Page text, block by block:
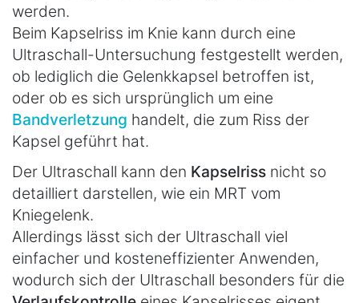
werden.
Beim Kapselriss im Knie kann durch eine
Ultraschall-Untersuchung festgestellt werden,
ob lediglich die Gelenkkapsel betroffen ist,
oder ob es sich ursprünglich um eine
Bandverletzung handelt, die zum Riss der
Kapsel geführt hat.
Der Ultraschall kann den Kapselriss nicht so
detailliert darstellen, wie ein MRT vom
Kniegelenk.
Allerdings lässt sich der Ultraschall viel
einfacher und kosteneffizienter Anwenden,
wodurch sich der Ultraschall besonders für die